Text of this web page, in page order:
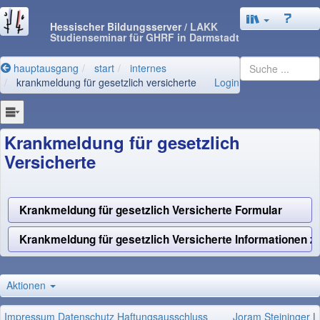
Hessischer Bildungsserver/ LAKK
Studienseminar für GHRF in Darmstadt
hauptausgang start
internes
krankmeldung für gesetzlich versicherte
Login
Krankmeldung für gesetzlich
Versicherte
Krankmeldung für gesetzlich Versicherte Formular
Krankmeldung für gesetzlich Versicherte Informationen
Aktionen
Impressum Datenschutz Haftungsausschluss Joram Steininger |